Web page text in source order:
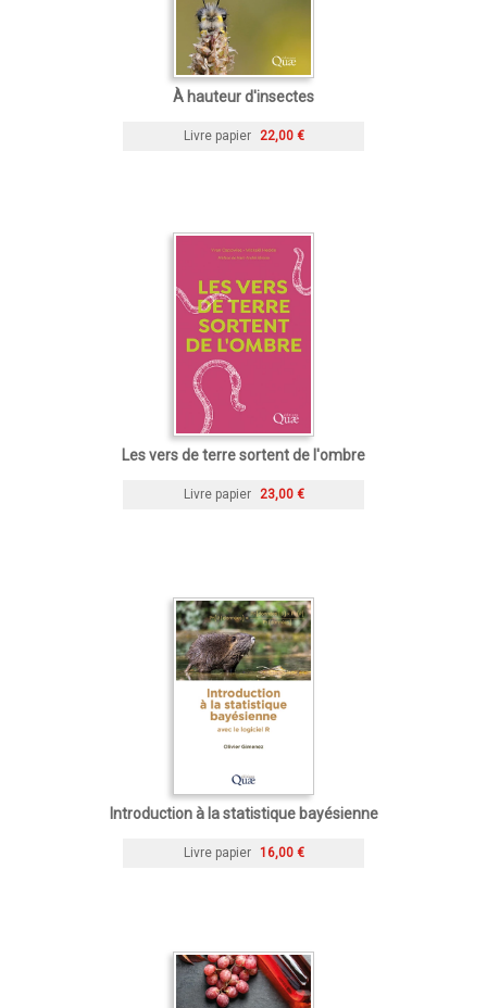
À hauteur d'insectes
Livre papier 22,00 €
Les vers de terre sortent de l'ombre
Livre papier 23,00 €
Introduction à la statistique bayésienne
Livre papier 16,00 €